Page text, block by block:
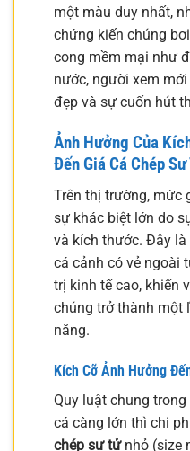
một màu duy nhất,
chứng kiến chúng
cong mềm mại như
nước, người xem
đẹp và sự cuốn hút
Ảnh Hưởng Của
Đến Giá Cá Chép
Trên thị trường, mức
sự khác biệt lớn do
và kích thước. Đây
cá cảnh có vẻ ngoài
trị kinh tế cao, khiến
chúng trở thành một
năng.
Kích Cỡ Ảnh Hưởng
Quy luật chung
cá càng lớn thì chi
chép sư tửnhỏ (size